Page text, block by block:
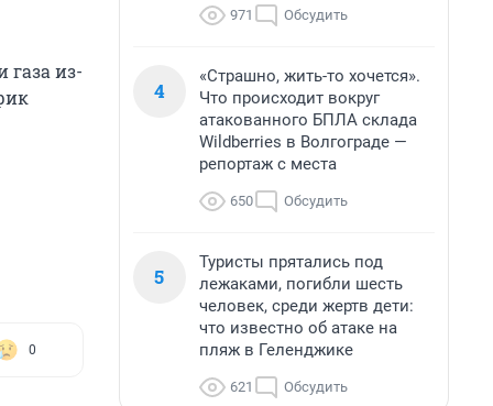
газа из-
0
971 Обсудить
4
«Страшно, жить-то хочется».
Что происходит вокруг
атакованного БПЛА склада
Wildberries в Волгограде —
репортаж с места
650 Обсудить
5
Туристы прятались под
лежаками, погибли шесть
человек, среди жертв дети:
что известно об атаке на
пляж в Геленджике
621 Обсудить